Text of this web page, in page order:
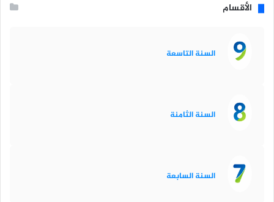
الأقسام
السنة التاسعة
السنة الثامنة
السنة السابعة